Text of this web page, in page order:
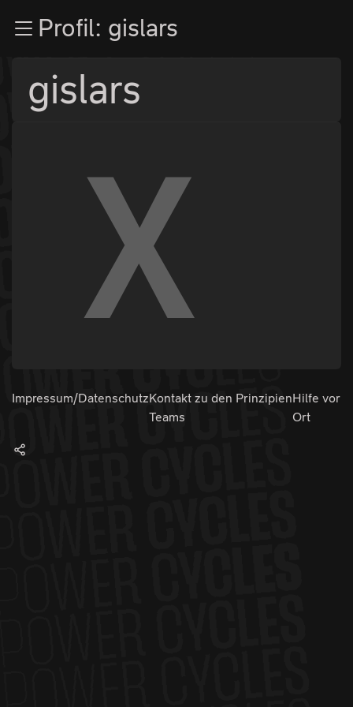
Zum InhaltProfil: gislars
gislars
Impressum/DatenschutzKontakt zu den
Teams
PrinzipienHilfe vor
Ort